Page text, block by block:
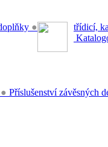
●
třídicí,
● Příslušenství závěsných